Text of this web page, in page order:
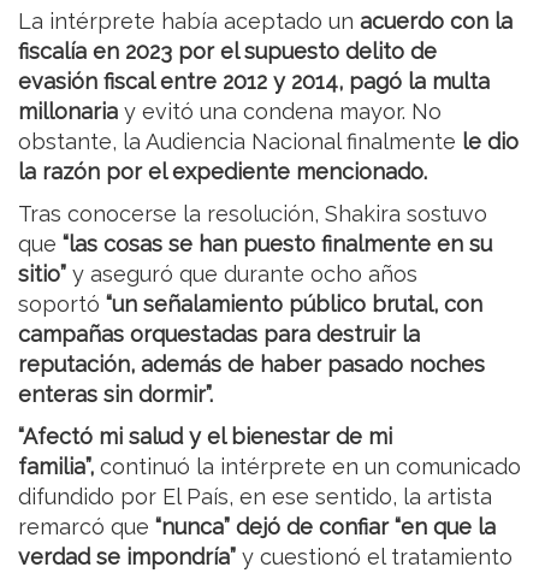
La intérprete había aceptado un acuerdo con la
fiscalía en 2023 por el supuesto delito de
evasión fiscal entre 2012 y 2014, pagó la multa
millonaria y evitó una condena mayor. No
obstante, la Audiencia Nacional finalmente le dio
la razón por el expediente mencionado.
Tras conocerse la resolución, Shakira sostuvo
que “las cosas se han puesto finalmente en su
sitio” y aseguró que durante ocho años
soportó “un señalamiento público brutal, con
campañas orquestadas para destruir la
reputación, además de haber pasado noches
enteras sin dormir”.
“Afectó mi salud y el bienestar de mi
familia”, continuó la intérprete en un comunicado
difundido por El País, en ese sentido, la artista
remarcó que “nunca” dejó de confiar “en que la
verdad se impondría” y cuestionó el tratamiento